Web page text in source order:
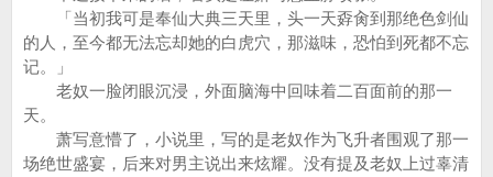
「当初我可是奉仙大典三天里，头一天孬肏到那绝色剑仙
的人，至今都无法忘却她的白虎穴，那滋味，恐怕到死都不忘
记。」
老奴一脸闭眼沉浸，外面脑海中回味着二百面前的那一
天。
萧写意懵了，小说里，写的是老奴作为飞升者围观了那一
场绝世盛宴，后来对男主说出来炫耀。没有提及老奴上过辜清